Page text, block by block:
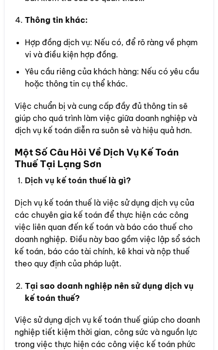
Thông tin khác:
Hợp đồng dịch vụ: Nếu có, để rõ ràng về phạm
vi và điều kiện hợp đồng.
Yêu cầu riêng của khách hàng: Nếu có yêu cầu
hoặc thông tin cụ thể khác.
Việc chuẩn bị và cung cấp đầy đủ thông tin sẽ
giúp cho quá trình làm việc giữa doanh nghiệp và
dịch vụ kế toán diễn ra suôn sẻ và hiệu quả hơn.
Một Số Câu Hỏi Về Dịch Vụ Kế Toán
Thuế Tại Lạng Sơn
Dịch vụ kế toán thuếlà gì?
Dịch vụ kế toán thuế là việc sử dụng dịch vụ của
các chuyên gia kế toán để thực hiện các công
việc liên quan đến kế toán và báo cáo thuế cho
doanh nghiệp. Điều này bao gồm việc lập sổ sách
kế toán, báo cáo tài chính, kê khai và nộp thuế
theo quy định của pháp luật.
Tại sao doanh nghiệp nên sử dụng dịch vụ
kế toán thuế?
Việc sử dụng dịch vụ kế toán thuế giúp cho doanh
nghiệp tiết kiệm thời gian, công sức và nguồn lực
trong việc thực hiện các công việc kế toán phức